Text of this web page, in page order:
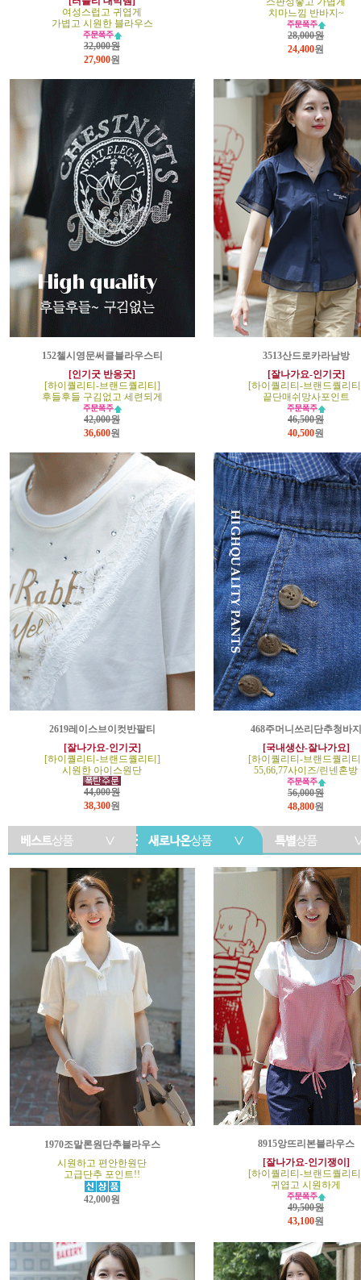
여성스럽고 귀엽게
가볍고 시원한 블라우스
32,000원
27,900원
치마느낌 반바지~
28,000원
24,400원
152첼시영문써클블라우스티
[인기굿 반응굿]
[하이퀄리티-브랜드퀄리티]
후들후들 구김없고 세련되게
42,000원
36,600원
3513산드로카라남방
[잘나가요-인기굿]
[하이퀄리티-브랜드퀄리
끝단매쉬망사포인트
46,500원
40,500원
2619레이스브이컷반팔티
[잘나가요-인기굿]
[하이퀄리티-브랜드퀄리티]
시원한 아이스원단
44,000원
38,300원
468주머니쓰리단추청바지
[국내생산-잘나가요]
[하이퀄리티-브랜드퀄리
55,66,77사이즈/린넨혼방
56,000원
48,800원
1970조말론원단추블라우스
시원하고 편안한원단
고급단추 포인트!!
42,000원
8915앙뜨리본블라우스
[잘나가요-인기쟁이]
[하이퀄리티-브랜드퀄리
귀엽고 시원하게
49,500원
43,100원